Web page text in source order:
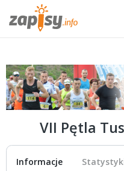
VII Pętla
Informacje